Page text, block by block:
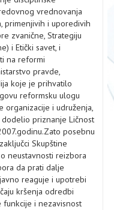
vrednovanja
primenjivih i uporedivih
zvanične, Strategiju
i Etički savet, i
na reformi
pravde,
koje je prihvatilo
reformsku ulogu
i udruženja,
dodelio priznanje Ličnost
posebnu
Skupštine
neustavnosti reizbora
da prati dalje
reaguje i upotrebi
kršenja odredbi
funkcije i nezavisnost